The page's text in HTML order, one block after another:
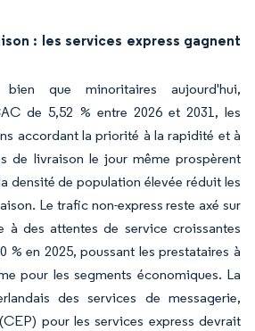
: les services express gagnent
que minoritaires aujourd'hui,
de 5,52 % entre 2026 et 2031, les
accordant la priorité à la rapidité et à
de livraison le jour même prospèrent
densité de population élevée réduit les
Le trafic non-express reste axé sur
à des attentes de service croissantes
% en 2025, poussant les prestataires à
pour les segments économiques. La
des services de messagerie,
pour les services express devrait